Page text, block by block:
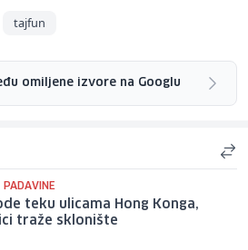
tajfun
omiljene izvore na Googlu
PADAVINE
teku ulicama Hong Konga,
traže sklonište